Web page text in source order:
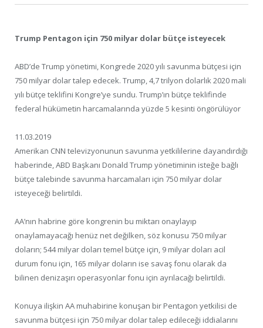
Trump Pentagon için 750 milyar dolar bütçe isteyecek
ABD’de Trump yönetimi, Kongrede 2020 yılı savunma bütçesi için
750 milyar dolar talep edecek. Trump, 4,7 trilyon dolarlık 2020 mali
yılı bütçe teklifini Kongre’ye sundu. Trump’ın bütçe teklifinde
federal hükümetin harcamalarında yüzde 5 kesinti öngörülüyor
11.03.2019
Amerikan CNN televizyonunun savunma yetkililerine dayandırdığı
haberinde, ABD Başkanı Donald Trump yönetiminin isteğe bağlı
bütçe talebinde savunma harcamaları için 750 milyar dolar
isteyeceği belirtildi.
AA’nın habrine göre kongrenin bu miktarı onaylayıp
onaylamayacağı henüz net değilken, söz konusu 750 milyar
doların; 544 milyar doları temel bütçe için, 9 milyar doları acil
durum fonu için, 165 milyar doların ise savaş fonu olarak da
bilinen denizaşırı operasyonlar fonu için ayrılacağı belirtildi.
Konuya ilişkin AA muhabirine konuşan bir Pentagon yetkilisi de
savunma bütçesi için 750 milyar dolar talep edileceği iddialarını